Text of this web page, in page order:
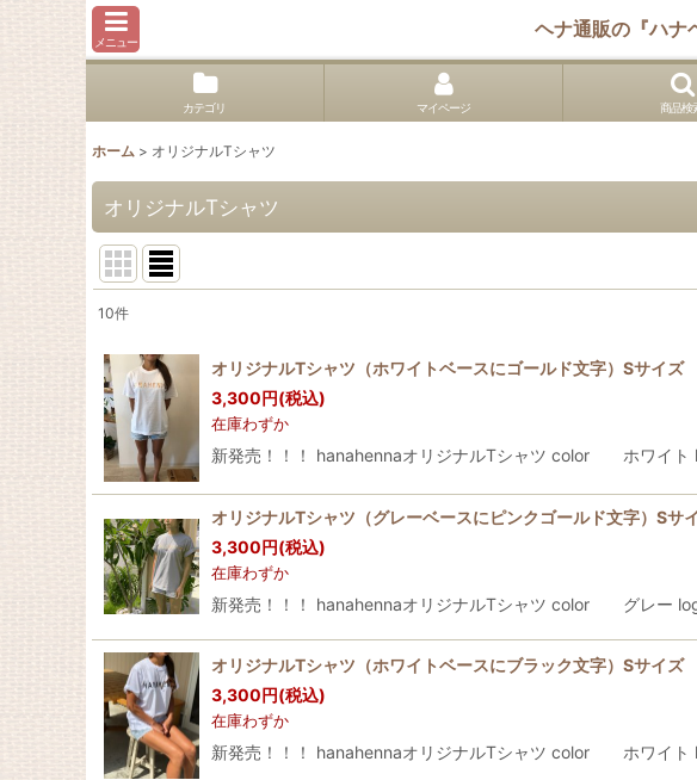
メニュー
ヘナ通販の『ハナ
カテゴリ マイページ 商品検
ホーム > オリジナルTシャツ
オリジナルTシャツ
並び順:
10件
オリジナルTシャツ（ホワイトベースにゴールド文字）Sサイズ
3,300円(税込)
在庫わずか
新発売！！！ hanahennaオリジナルTシャツ color ホワ
オリジナルTシャツ（グレーベースにピンクゴールド文字）Sサ
3,300円(税込)
在庫わずか
新発売！！！ hanahennaオリジナルTシャツ color グレ
オリジナルTシャツ（ホワイトベースにブラック文字）Sサイズ
3,300円(税込)
在庫わずか
新発売！！！ hanahennaオリジナルTシャツ color ホワ